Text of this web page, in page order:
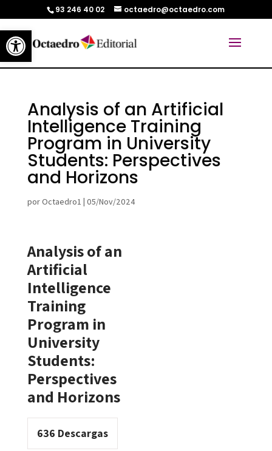
Abrir barra de herramientas
93 246 40 02 octaedro@octaedro.com
Analysis of an Artificial
Intelligence Training
Program in University
Students: Perspectives
and Horizons
porOctaedro1 | 05/Nov/2024
Analysis of an
Artificial
Intelligence
Training
Program in
University
Students:
Perspectives
and Horizons
636 Descargas